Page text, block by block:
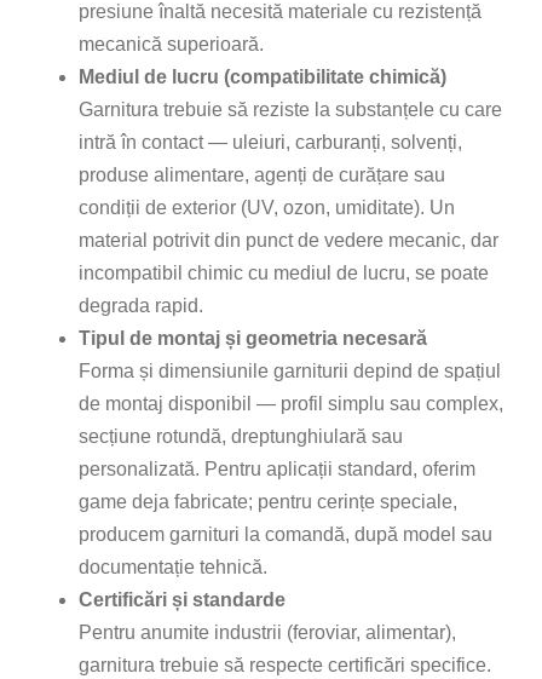
presiune înaltă necesită materiale cu rezistență
mecanică superioară.
Mediul de lucru (compatibilitate chimică)
Garnitura trebuie să reziste la substanțele cu care
intră în contact — uleiuri, carburanți, solvenți,
produse alimentare, agenți de curățare sau
condiții de exterior (UV, ozon, umiditate). Un
material potrivit din punct de vedere mecanic, dar
incompatibil chimic cu mediul de lucru, se poate
degrada rapid.
Tipul de montaj și geometria necesară
Forma și dimensiunile garniturii depind de spațiul
de montaj disponibil — profil simplu sau complex,
secțiune rotundă, dreptunghiulară sau
personalizată. Pentru aplicații standard, oferim
game deja fabricate; pentru cerințe speciale,
producem garnituri la comandă, după model sau
documentație tehnică.
Certificări și standarde
Pentru anumite industrii (feroviar, alimentar),
garnitura trebuie să respecte certificări specifice.